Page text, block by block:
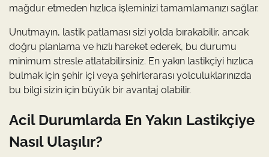
mağdur etmeden hızlıca işleminizi tamamlamanızı sağlar.
Unutmayın, lastik patlaması sizi yolda bırakabilir, ancak
doğru planlama ve hızlı hareket ederek, bu durumu
minimum stresle atlatabilirsiniz. En yakın lastikçiyi hızlıca
bulmak için şehir içi veya şehirlerarası yolculuklarınızda
bu bilgi sizin için büyük bir avantaj olabilir.
Acil Durumlarda En Yakın Lastikçiye
Nasıl Ulaşılır?